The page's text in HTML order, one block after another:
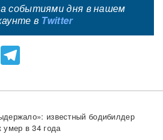
событиями дня в нашем
в Twitter
Viber
известный бодибилдер
умер в 34 года